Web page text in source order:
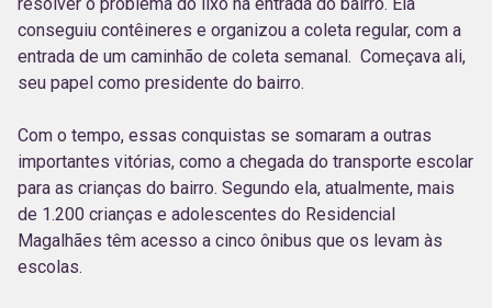
conseguiu contêineres e organizou a coleta regular, com a
entrada de um caminhão de coleta semanal. Começava ali,
seu papel como presidente do bairro.
Com o tempo, essas conquistas se somaram a outras
importantes vitórias, como a chegada do transporte escolar
para as crianças do bairro. Segundo ela, atualmente, mais
de 1.200 crianças e adolescentes do Residencial
Magalhães têm acesso a cinco ônibus que os levam às
escolas.